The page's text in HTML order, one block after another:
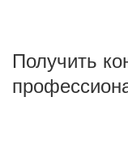
Получить